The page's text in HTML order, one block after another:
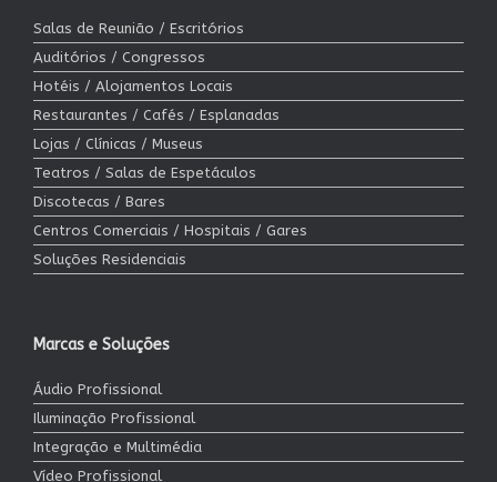
Salas de Reunião / Escritórios
Auditórios / Congressos
Hotéis / Alojamentos Locais
Restaurantes / Cafés / Esplanadas
Lojas / Clínicas / Museus
Teatros / Salas de Espetáculos
Discotecas / Bares
Centros Comerciais / Hospitais / Gares
Soluções Residenciais
Marcas e Soluções
Áudio Profissional
Iluminação Profissional
Integração e Multimédia
Vídeo Profissional